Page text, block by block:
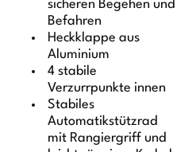
sicheren Begehen und
Befahren
Heckklappe aus
Aluminium
4 stabile
Verzurrpunkte innen
Stabiles
Automatikstützrad
mit Rangiergriff und